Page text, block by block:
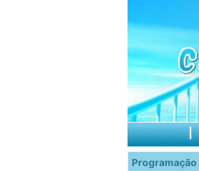
|
Programação